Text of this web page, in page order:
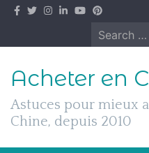
Skip
Search
for:
Acheter en
Astuces pour mieux
Chine, depuis 2010